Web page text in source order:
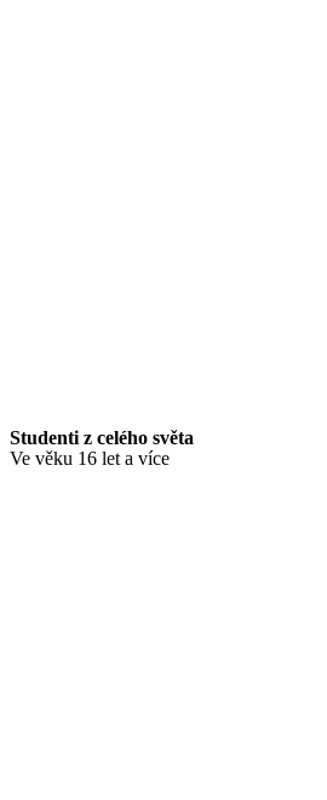
Studenti z celého světa
Ve věku 16 let a více